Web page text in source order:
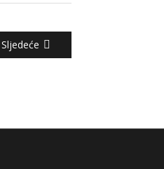
Sljedeće